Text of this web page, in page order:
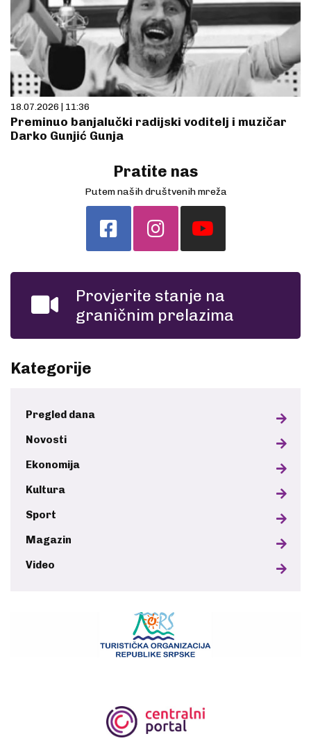
18.07.2026 | 11:36
Preminuo banjalučki radijski voditelj i muzičar
Darko Gunjić Gunja
Pratite nas
Putem naših društvenih mreža
Provjerite stanje na
graničnim prelazima
Kategorije
Pregled dana
Novosti
Ekonomija
Kultura
Sport
Magazin
Video